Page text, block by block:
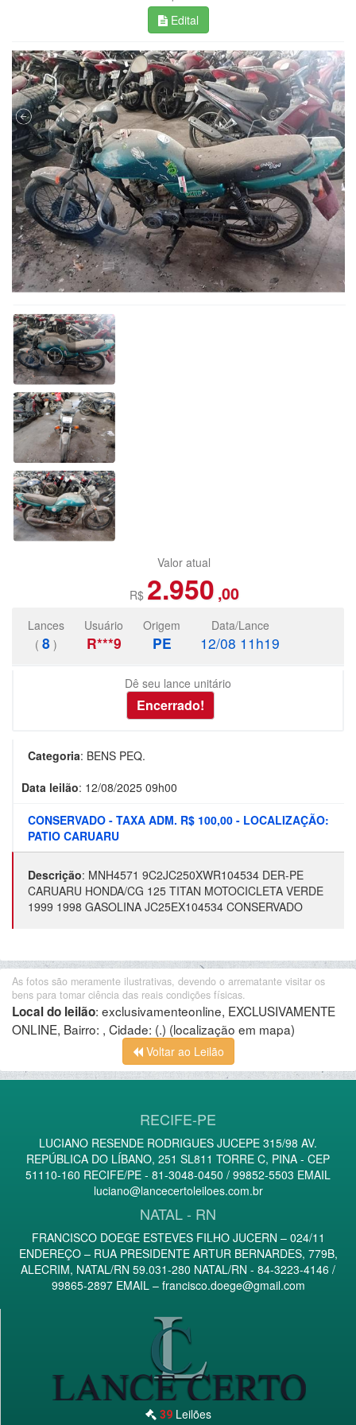
Edital
Valor atual
R$ 2.950 ,00
Lances
( 8 )
Usuário
R***9
Origem
PE
Data/Lance
12/08 11h19
Dê seu lance unitário
Categoria: BENS PEQ.
Data leilão: 12/08/2025 09h00
CONSERVADO - TAXA ADM. R$ 100,00 - LOCALIZAÇÃO:
PATIO CARUARU
Descrição: MNH4571 9C2JC250XWR104534 DER-PE
CARUARU HONDA/CG 125 TITAN MOTOCICLETA VERDE
1999 1998 GASOLINA JC25EX104534 CONSERVADO
As fotos são meramente ilustrativas, devendo o arrematante visitar os
bens para tomar ciência das reais condições físicas.
Local do leilão: exclusivamenteonline, EXCLUSIVAMENTE
ONLINE, Bairro: , Cidade: (.) (localização em mapa)
Voltar ao Leilão
RECIFE-PE
LUCIANO RESENDE RODRIGUES JUCEPE 315/98 AV.
REPÚBLICA DO LÍBANO, 251 SL811 TORRE C, PINA - CEP
51110-160 RECIFE/PE - 81-3048-0450 / 99852-5503 EMAIL
luciano@lancecertoleiloes.com.br
NATAL - RN
FRANCISCO DOEGE ESTEVES FILHO JUCERN – 024/11
ENDEREÇO – RUA PRESIDENTE ARTUR BERNARDES, 779B,
ALECRIM, NATAL/RN 59.031-280 NATAL/RN - 84-3223-4146 /
99865-2897 EMAIL – francisco.doege@gmail.com
39 Leilões